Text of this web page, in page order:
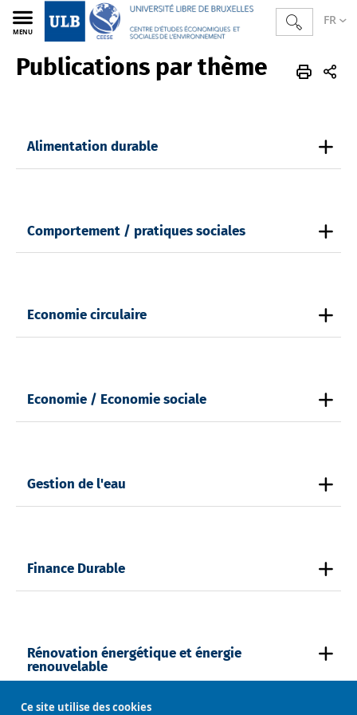
Ce site utilise des cookies
FR
MENU
CEESE FR Publications Publications par thème
Publications par thème
Alimentation durable
Comportement / pratiques sociales
Economie circulaire
Economie / Economie sociale
Gestion de l'eau
Finance Durable
Rénovation énergétique et énergie
renouvelable